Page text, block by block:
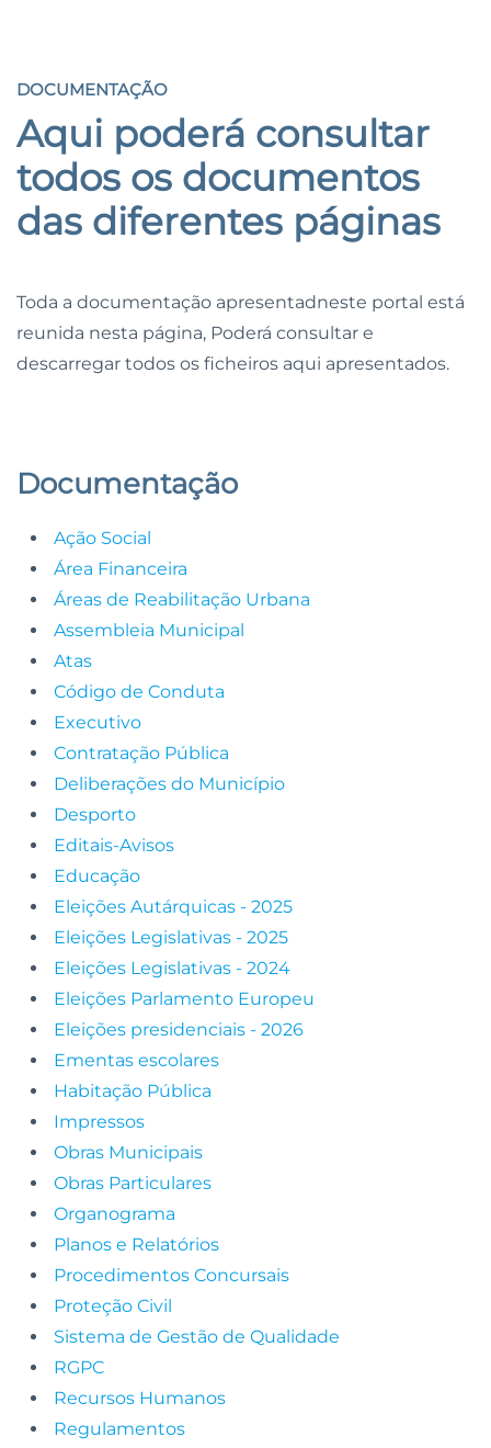
DOCUMENTAÇÃO
Aqui poderá consultar
todos os documentos
das diferentes páginas
Toda a documentação apresentadneste portal está
reunida nesta página, Poderá consultar e
descarregar todos os ficheiros aqui apresentados.
Documentação
Ação Social
Área Financeira
Áreas de Reabilitação Urbana
Assembleia Municipal
Atas
Código de Conduta
Executivo
Contratação Pública
Deliberações do Município
Desporto
Editais-Avisos
Educação
Eleições Autárquicas - 2025
Eleições Legislativas - 2025
Eleições Legislativas - 2024
Eleições Parlamento Europeu
Eleições presidenciais - 2026
Ementas escolares
Habitação Pública
Impressos
Obras Municipais
Obras Particulares
Organograma
Planos e Relatórios
Procedimentos Concursais
Proteção Civil
Sistema de Gestão de Qualidade
RGPC
Recursos Humanos
Regulamentos